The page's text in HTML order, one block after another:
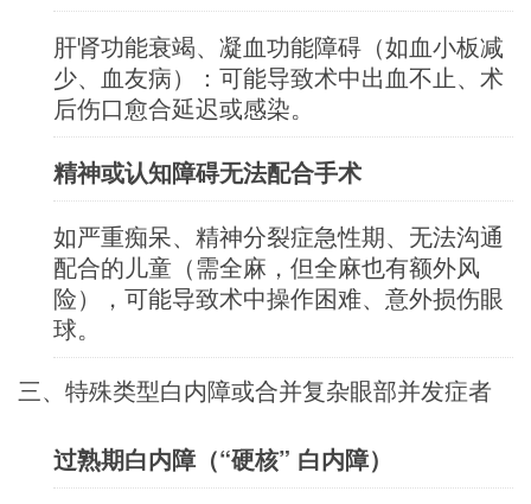
肝肾功能衰竭、凝血功能障碍（如血小板减
少、血友病）：可能导致术中出血不止、术
后伤口愈合延迟或感染。
精神或认知障碍无法配合手术
如严重痴呆、精神分裂症急性期、无法沟通
配合的儿童（需全麻，但全麻也有额外风
险），可能导致术中操作困难、意外损伤眼
球。
三、特殊类型白内障或合并复杂眼部并发症者
过熟期白内障（“硬核” 白内障）